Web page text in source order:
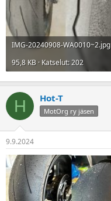
IMG-20240908-WA0010~2.jpg
95,8 KB · Katselut: 202
H Hot-T
MotOrg ry jäsen
9.9.2024